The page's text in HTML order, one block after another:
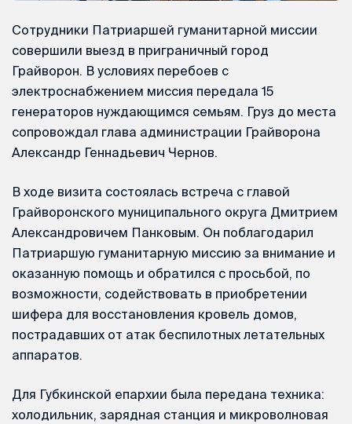
Сотрудники Патриаршей гуманитарной миссии
совершили выезд в приграничный город
Грайворон. В условиях перебоев с
электроснабжением миссия передала 15
генераторов нуждающимся семьям. Груз до места
сопровождал глава администрации Грайворона
Александр Геннадьевич Чернов.
В ходе визита состоялась встреча с главой
Грайворонского муниципального округа Дмитрием
Александровичем Панковым. Он поблагодарил
Патриаршую гуманитарную миссию за внимание и
оказанную помощь и обратился с просьбой, по
возможности, содействовать в приобретении
шифера для восстановления кровель домов,
пострадавших от атак беспилотных летательных
аппаратов.
Для Губкинской епархии была передана техника:
холодильник, зарядная станция и микроволновая